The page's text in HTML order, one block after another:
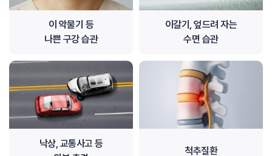
이 악물기 등
나쁜 구강 습관
이갈기, 엎드려 자는
수면 습관
낙상, 교통사고 등
척추질환